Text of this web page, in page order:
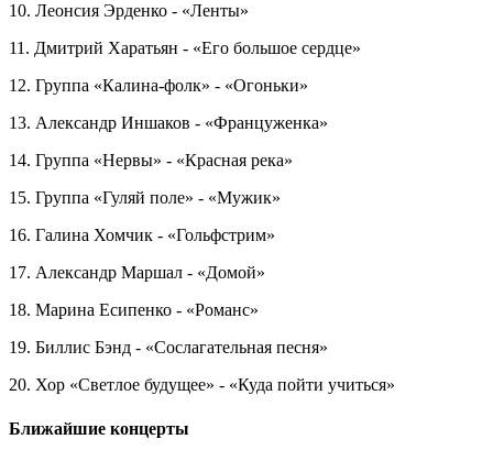
10. Леонсия Эрденко - «Ленты»
11. Дмитрий Харатьян - «Его большое сердце»
12. Группа «Калина-фолк» - «Огоньки»
13. Александр Иншаков - «Француженка»
14. Группа «Нервы» - «Красная река»
15. Группа «Гуляй поле» - «Мужик»
16. Галина Хомчик - «Гольфстрим»
17. Александр Маршал - «Домой»
18. Марина Есипенко - «Романс»
19. Биллис Бэнд - «Сослагательная песня»
20. Хор «Светлое будущее» - «Куда пойти учиться»
Ближайшие концерты